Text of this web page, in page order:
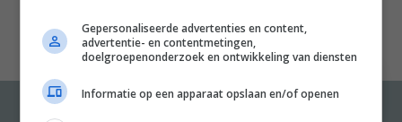
Gepersonaliseerde advertenties en content,
advertentie- en contentmetingen,
doelgroepenonderzoek en ontwikkeling van diensten
Informatie op een apparaat opslaan en/of openen